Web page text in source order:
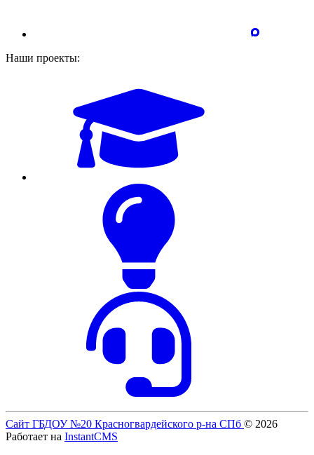
Наши проекты:
Сайт ГБДОУ №20 Красногвардейского р-на СПб © 2026
Работает на InstantCMS